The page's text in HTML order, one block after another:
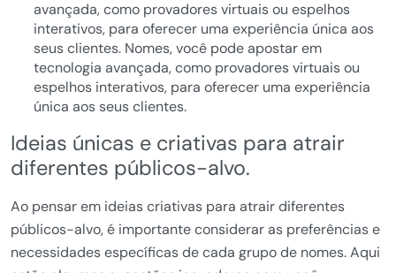
avançada, como provadores virtuais ou espelhos
interativos, para oferecer uma experiência única aos
seus clientes. Nomes, você pode apostar em
tecnologia avançada, como provadores virtuais ou
espelhos interativos, para oferecer uma experiência
única aos seus clientes.
Ideias únicas e criativas para atrair
diferentes públicos-alvo.
Ao pensar em ideias criativas para atrair diferentes
públicos-alvo, é importante considerar as preferências e
necessidades específicas de cada grupo de nomes. Aqui